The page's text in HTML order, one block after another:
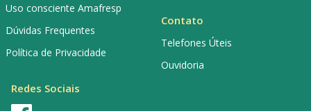
Uso consciente Amafresp
Dúvidas Frequentes
Política de Privacidade
Contato
Telefones Úteis
Ouvidoria
Redes Sociais